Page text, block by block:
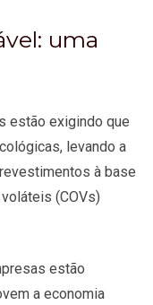
uma
estão exigindo que
levando a
à base
(COVs)
estão
a economia